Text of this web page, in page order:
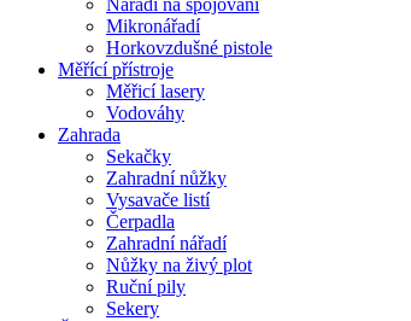
Nářadí na spojování
Mikronářadí
Horkovzdušné pistole
Měřící přístroje
Měřicí lasery
Vodováhy
Zahrada
Sekačky
Zahradní nůžky
Vysavače listí
Čerpadla
Zahradní nářadí
Nůžky na živý plot
Ruční pily
Sekery